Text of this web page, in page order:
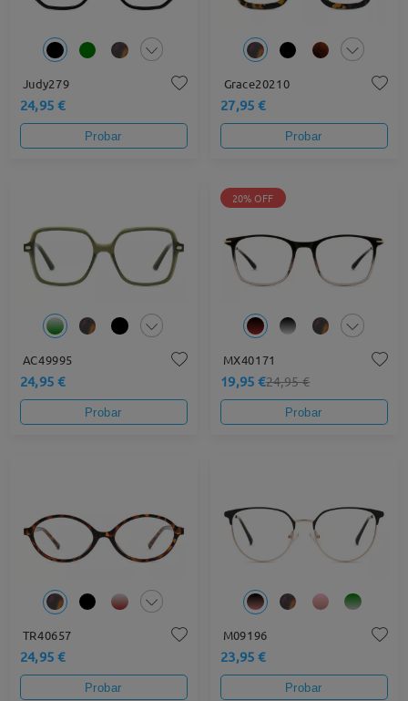
Judy279
24,95 €
Probar
Grace20210
27,95 €
Probar
AC49995
24,95 €
Probar
20% OFF
MX40171
19,95 €24,95 €
Probar
TR40657
24,95 €
Probar
M09196
23,95 €
Probar